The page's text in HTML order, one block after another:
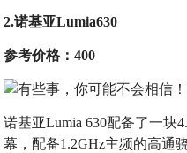
2.诺基亚Lumia630
参考价格：400
诺基亚Lumia 630配备了一块
幕，配备1.2GHz主频的高通